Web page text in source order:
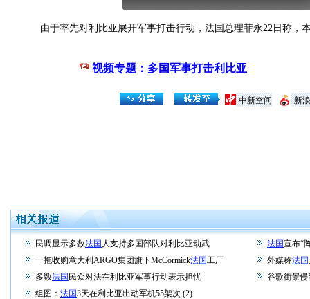
由于率先对利比亚展开军事打击行动，法国总理菲永22日称，
视频专题：多国军事打击利比亚
新
中新空间
民调显示多数法国 人支持多国部队对利比亚动武 法国宣布“
一拖收购意大利ARGO集团旗下McCormick法国工厂 外媒称法国
多数法国 民众对法在利比亚军事行动表示担忧
谷歌街景
组图： 法国3天在利比亚出动军机55架次 (2)